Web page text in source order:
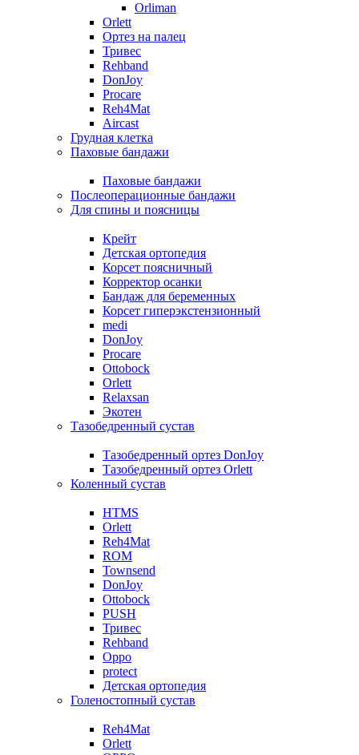
Orliman
Orlett
Ортез на палец
Тривес
Rehband
DonJoy
Procare
Reh4Mat
Aircast
Грудная клетка
Паховые бандажи
Паховые бандажи
Послеоперационные бандажи
Для спины и поясницы
Крейт
Детская ортопедия
Корсет поясничный
Корректор осанки
Бандаж для беременных
Корсет гиперэкстензионный
medi
DonJoy
Procare
Ottobock
Orlett
Relaxsan
Экотен
Тазобедренный сустав
Тазобедренный ортез DonJoy
Тазобедренный ортез Orlett
Коленный сустав
HTMS
Orlett
Reh4Mat
ROM
Townsend
DonJoy
Ottobock
PUSH
Тривес
Rehband
Oppo
protect
Детская ортопедия
Голеностопный сустав
Reh4Mat
Orlett